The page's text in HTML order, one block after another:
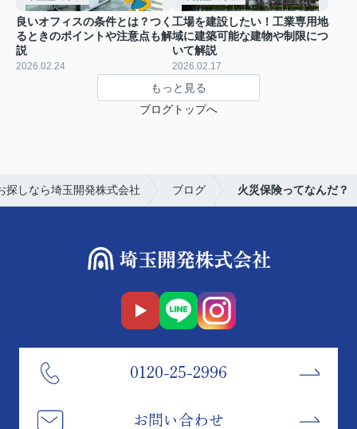
良いオフィスの条件とは？つく
るときのポイントや注意点も解
説
2026.02.24
工場を建設したい！工業専用地
域に建築可能な建物や制限につ
いて解説
2026.02.17
もっと見る
ブログトップへ
探しなら埼玉開発株式会社 ブログ 火災保険ってなんだ？
0120-25-2996
お問い合わせ